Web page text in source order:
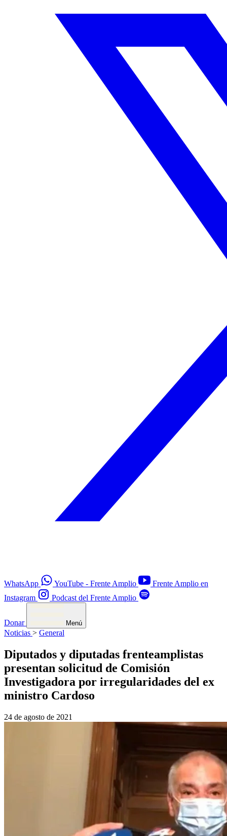
WhatsApp YouTube - Frente Amplio
Frente Amplio en
Instagram
Podcast del Frente Amplio
Donar Menú
Noticias > General
Diputados y diputadas frenteamplistas
presentan solicitud de Comisión
Investigadora por irregularidades del ex
ministro Cardoso
24 de agosto de 2021